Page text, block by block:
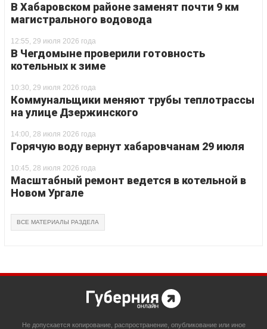
В Хабаровском районе заменят почти 9 км
магистрального водовода
12:55, 29 июля 2026 года
В Чегдомыне проверили готовность
котельных к зиме
10:30, 29 июля 2026 года
Коммунальщики меняют трубы теплотрассы
на улице Дзержинского
14:00, 28 июля 2026 года
Горячую воду вернут хабаровчанам 29 июля
10:45, 28 июля 2026 года
Масштабный ремонт ведется в котельной в
Новом Ургале
ВСЕ МАТЕРИАЛЫ РАЗДЕЛА
Не допускается копирование, распространение, опубликование или иное